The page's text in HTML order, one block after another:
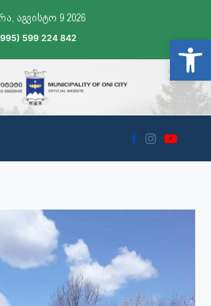
აგვისტო 9 2026
599 224 842